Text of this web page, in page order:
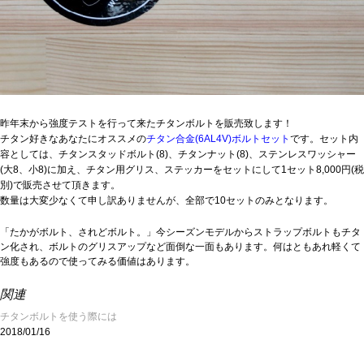
昨年末から強度テストを行って来たチタンボルトを販売致します！
チタン好きなあなたにオススメのチタン合金(6AL4V)ボルトセット です。セット内
容としては、チタンスタッドボルト(8)、チタンナット(8)、ステンレスワッシャー
(大8、小8)に加え、チタン用グリス、ステッカーをセットにして1セット8,000円(税
別)で販売させて頂きます。
数量は大変少なくて申し訳ありませんが、全部で10セットのみとなります。
「たかがボルト、されどボルト。」今シーズンモデルからストラップボルトもチタ
ン化され、ボルトのグリスアップなど面倒な一面もあります。何はともあれ軽くて
強度もあるので使ってみる価値はあります。
関連
チタンボルトを使う際には
2018/01/16